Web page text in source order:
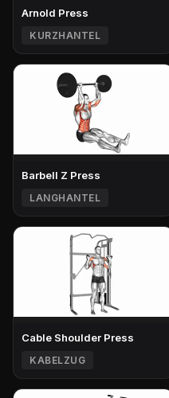
Arnold Press
KURZHANTEL
Barbell Z Press
LANGHANTEL
Cable Shoulder Press
KABELZUG